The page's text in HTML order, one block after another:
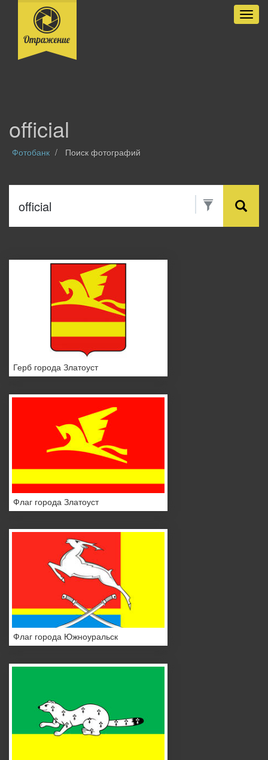
official
Фотобанк Поиск фотографий
Герб города Златоуст
Флаг города Златоуст
Флаг города Южноуральск